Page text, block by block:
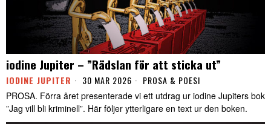
iodine Jupiter – ”Rädslan för att sticka ut”
IODINE JUPITER 30 MAR 2026 PROSA & POESI
PROSA. Förra året presenterade vi ett utdrag ur iodine Jupiters bok
”Jag vill bli kriminell”. Här följer ytterligare en text ur den boken.